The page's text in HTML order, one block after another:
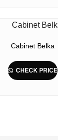
Cabinet Belka
CHECK PRICE